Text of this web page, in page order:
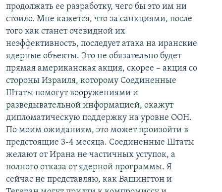
продолжать ее разработку, чего бы это им ни
стоило. Мне кажется, что за санкциями, после
того как станет очевидной их
неэффективность, последует атака на иранские
ядерные объекты. Это не обязательно будет
прямая американская акция, скорее – акция со
стороны Израиля, которому Соединенные
Штаты помогут вооружениями и
разведывательной информацией, окажут
дипломатическую поддержку на уровне ООН.
По моим ожиданиям, это может произойти в
предстоящие 3-4 месяца. Соединенные Штаты
желают от Ирана не частичных уступок, а
полного отказа от ядерной программы. Я
сейчас не представляю, как Вашингтон и